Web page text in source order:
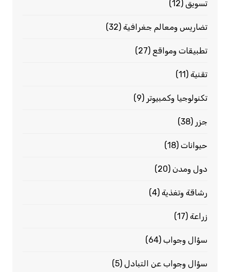
تسويق(12)
تضاريس ومعالم جغرافية(32)
تطبيقات ومواقع (27)
تقنية(11)
تكنولوجيا وكمبيوتر (9)
جزر (38)
حيوانات(18)
دول ومدن(20)
رشاقة وتغذية(4)
زراعة(17)
سؤال وجواب(64)
سؤال وجواب عن التبادل(5)